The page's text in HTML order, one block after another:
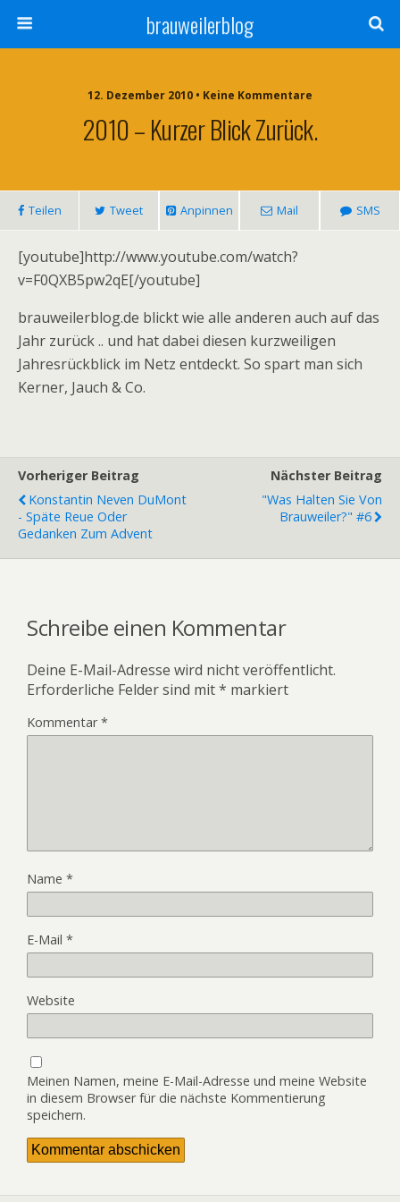
brauweilerblog
12. Dezember 2010 • Keine Kommentare
2010 – Kurzer Blick Zurück.
Teilen Tweet Anpinnen Mail SMS
[youtube]http://www.youtube.com/watch?
v=F0QXB5pw2qE[/youtube]
brauweilerblog.de blickt wie alle anderen auch auf das
Jahr zurück .. und hat dabei diesen kurzweiligen
Jahresrückblick im Netz entdeckt. So spart man sich
Kerner, Jauch & Co.
Vorheriger Beitrag
Konstantin Neven DuMont
- Späte Reue Oder
Gedanken Zum Advent
Nächster Beitrag
"Was Halten Sie Von
Brauweiler?" #6
Schreibe einen Kommentar
Deine E-Mail-Adresse wird nicht veröffentlicht.
Erforderliche Felder sind mit* markiert
Kommentar*
Name *
E-Mail *
Website
Meinen Namen, meine E-Mail-Adresse und meine Website
in diesem Browser für die nächste Kommentierung
speichern.